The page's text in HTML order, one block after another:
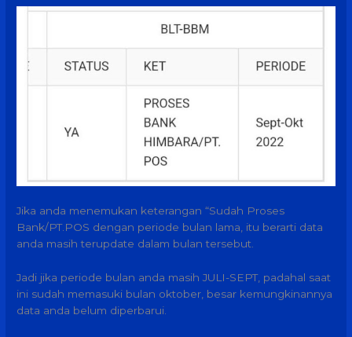
Jika anda menemukan keterangan “Sudah Proses
Bank/PT.POS dengan periode bulan lama, itu berarti data
anda masih terupdate dalam bulan tersebut.
Jadi jika periode bulan anda masih JULI-SEPT, padahal saat
ini sudah memasuki bulan oktober, besar kemungkinannya
data anda belum diperbarui.